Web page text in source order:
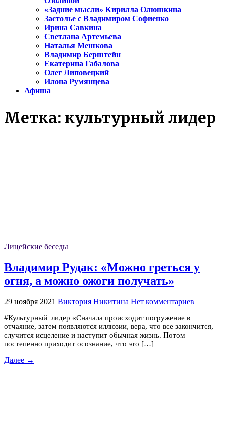
«Задние мысли» Кирилла Олюшкина
Застолье с Владимиром Софиенко
Ирина Савкина
Светлана Артемьева
Наталья Мешкова
Владимир Берштейн
Екатерина Габалова
Олег Липовецкий
Илона Румянцева
Афиша
Метка: культурный лидер
Лицейские беседы
Владимир Рудак: «Можно греться у
огня, а можно ожоги получать»
29 ноября 2021 Виктория Никитина Нет комментариев
#Культурный_лидер «Сначала происходит погружение в
отчаяние, затем появляются иллюзии, вера, что все закончится,
случится исцеление и наступит обычная жизнь. Потом
постепенно приходит осознание, что это […]
Далее →